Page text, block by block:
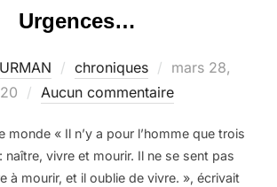
Urgences…
chroniques
Publié
le
mars 28,
Aucun commentaire
monde « Il n’y a pour l’homme que trois
naître, vivre et mourir. Il ne se sent pas
à mourir, et il oublie de vivre. », écrivait